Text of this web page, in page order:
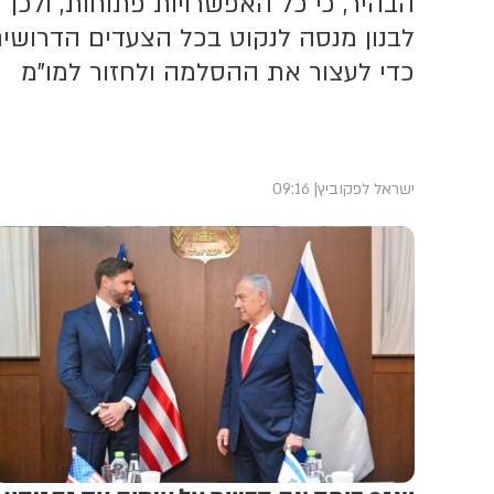
לבנון מנסה לנקוט בכל הצעדים
כדי לעצור את ההסלמה ולחזור למו"מ
ישראל לפקוביץ 09:16